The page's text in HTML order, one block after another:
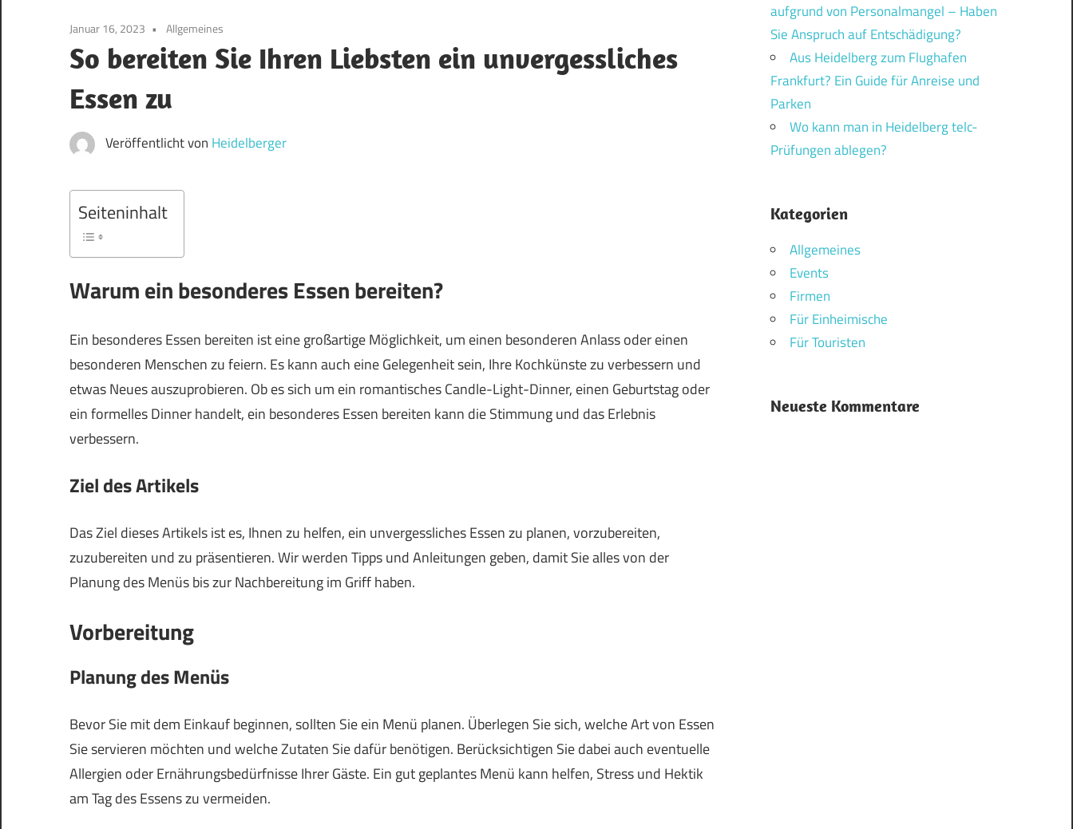
Januar 16, 2023 Allgemeines
So bereiten Sie Ihren Liebsten ein unvergessliches
Essen zu
Veröffentlicht von Heidelberger
Seiteninhalt
Warum ein besonderes Essen bereiten?
Ein besonderes Essen bereiten ist eine großartige Möglichkeit, um einen besonderen Anlass oder einen
besonderen Menschen zu feiern. Es kann auch eine Gelegenheit sein, Ihre Kochkünste zu verbessern und
etwas Neues auszuprobieren. Ob es sich um ein romantisches Candle-Light-Dinner, einen Geburtstag oder
ein formelles Dinner handelt, ein besonderes Essen bereiten kann die Stimmung und das Erlebnis
verbessern.
Ziel des Artikels
Das Ziel dieses Artikels ist es, Ihnen zu helfen, ein unvergessliches Essen zu planen, vorzubereiten,
zuzubereiten und zu präsentieren. Wir werden Tipps und Anleitungen geben, damit Sie alles von der
Planung des Menüs bis zur Nachbereitung im Griff haben.
Vorbereitung
Planung des Menüs
Bevor Sie mit dem Einkauf beginnen, sollten Sie ein Menü planen. Überlegen Sie sich, welche Art von Essen
Sie servieren möchten und welche Zutaten Sie dafür benötigen. Berücksichtigen Sie dabei auch eventuelle
Allergien oder Ernährungsbedürfnisse Ihrer Gäste. Ein gut geplantes Menü kann helfen, Stress und Hektik
am Tag des Essens zu vermeiden.
aufgrund von Personalmangel – Haben
Sie Anspruch auf Entschädigung?
Aus Heidelberg zum Flughafen
Frankfurt? Ein Guide für Anreise und
Parken
Wo kann man in Heidelberg telc-
Prüfungen ablegen?
Kategorien
Allgemeines
Events
Firmen
Für Einheimische
Für Touristen
Neueste Kommentare